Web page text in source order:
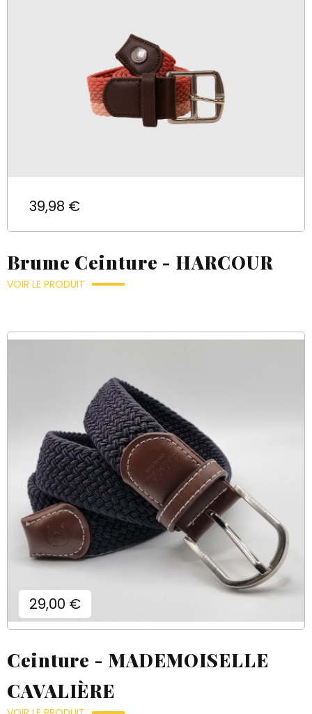
Prix
39,98 €
Brume Ceinture - HARCOUR
VOIR LE PRODUIT
Prix
29,00 €
Ceinture - MADEMOISELLE
CAVALIÈRE